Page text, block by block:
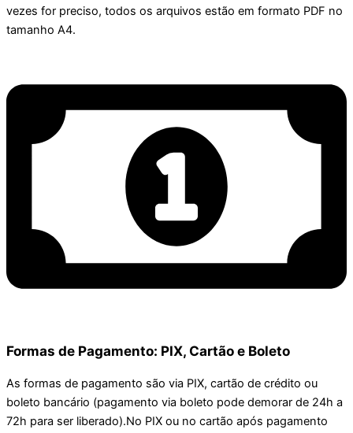
vezes for preciso, todos os arquivos estão em formato PDF no
tamanho A4.
Formas de Pagamento: PIX, Cartão e Boleto
As formas de pagamento são via PIX, cartão de crédito ou
boleto bancário (pagamento via boleto pode demorar de 24h a
72h para ser liberado).No PIX ou no cartão após pagamento